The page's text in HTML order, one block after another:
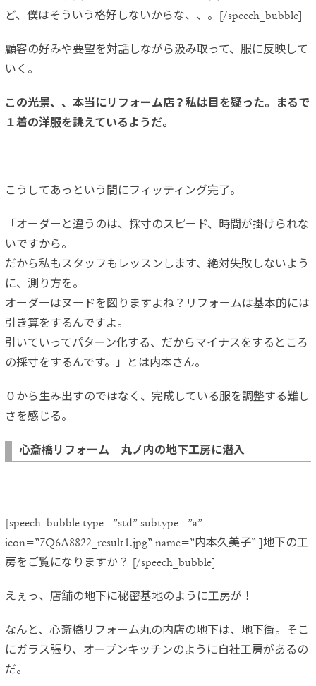
ど、僕はそういう格好しないからな、、。[/speech_bubble]
顧客の好みや要望を対話しながら汲み取って、服に反映して
いく。
この光景、、本当にリフォーム店？私は目を疑った。まるで
１着の洋服を誂えているようだ。
こうしてあっという間にフィッティング完了。
「オーダーと違うのは、採寸のスピード、時間が掛けられな
いですから。
だから私もスタッフもレッスンします、絶対失敗しないよう
に、測り方を。
オーダーはヌードを図りますよね？リフォームは基本的には
引き算をするんですよ。
引いていってパターン化する、だからマイナスをするところ
の採寸をするんです。」とは内本さん。
０から生み出すのではなく、完成している服を調整する難し
さを感じる。
心斎橋リフォーム 丸ノ内の地下工房に潜入
[speech_bubble type=”std” subtype=”a”
icon=”7Q6A8822_result1.jpg” name=”内本久美子” ]地下の工
房をご覧になりますか？ [/speech_bubble]
えぇっ、店舗の地下に秘密基地のように工房が！
なんと、心斎橋リフォーム丸の内店の地下は、地下街。そこ
にガラス張り、オープンキッチンのように自社工房があるの
だ。